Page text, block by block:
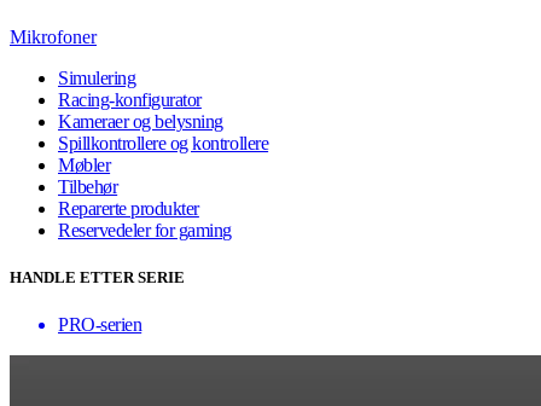
Mikrofoner
Simulering
Racing-konfigurator
Kameraer og belysning
Spillkontrollere og kontrollere
Møbler
Tilbehør
Reparerte produkter
Reservedeler for gaming
HANDLE ETTER SERIE
PRO-serien